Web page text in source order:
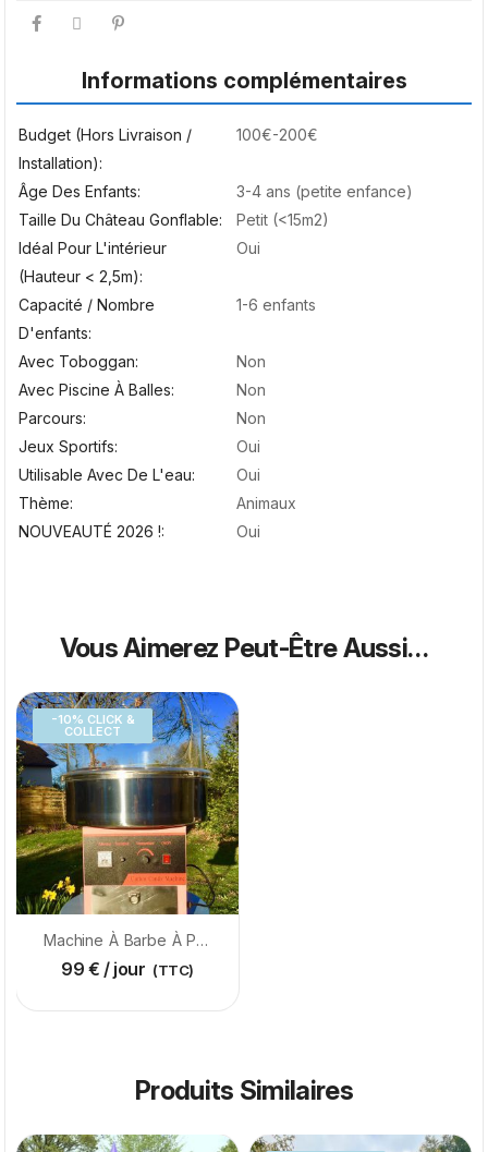
Informations complémentaires
Budget (hors Livraison /
Installation)
100€-200€
Âge Des Enfants
3-4 ans (petite enfance)
Taille Du Château Gonflable
Petit (<15m2)
Idéal Pour L'intérieur
(hauteur < 2,5m)
Oui
Capacité / Nombre
D'enfants
1-6 enfants
Avec Toboggan
Non
Avec Piscine À Balles
Non
Parcours
Non
Jeux Sportifs
Oui
Utilisable Avec De L'eau
Oui
Thème
Animaux
NOUVEAUTÉ 2026 !
Oui
Vous Aimerez Peut-Être Aussi…
-10% CLICK &
COLLECT
Machine À Barbe À Papa
99 € / jour (TTC)
Produits Similaires